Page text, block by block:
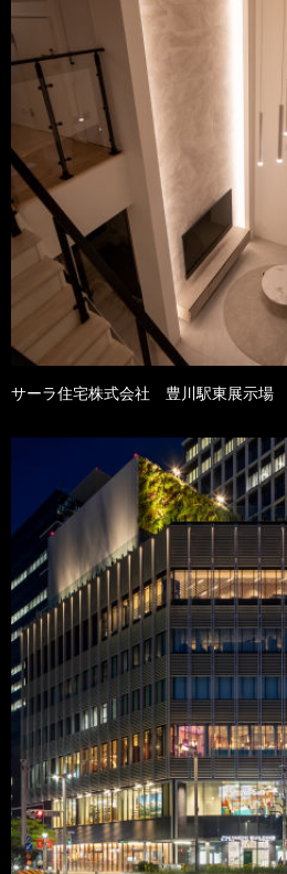
サーラ住宅株式会社 豊川駅東展示場